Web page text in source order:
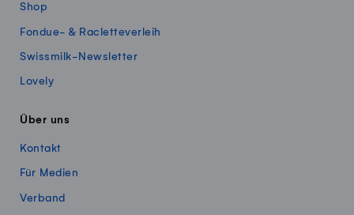
Shop
Fondue- & Racletteverleih
Swissmilk-Newsletter
Lovely
Über uns
Kontakt
Für Medien
Verband